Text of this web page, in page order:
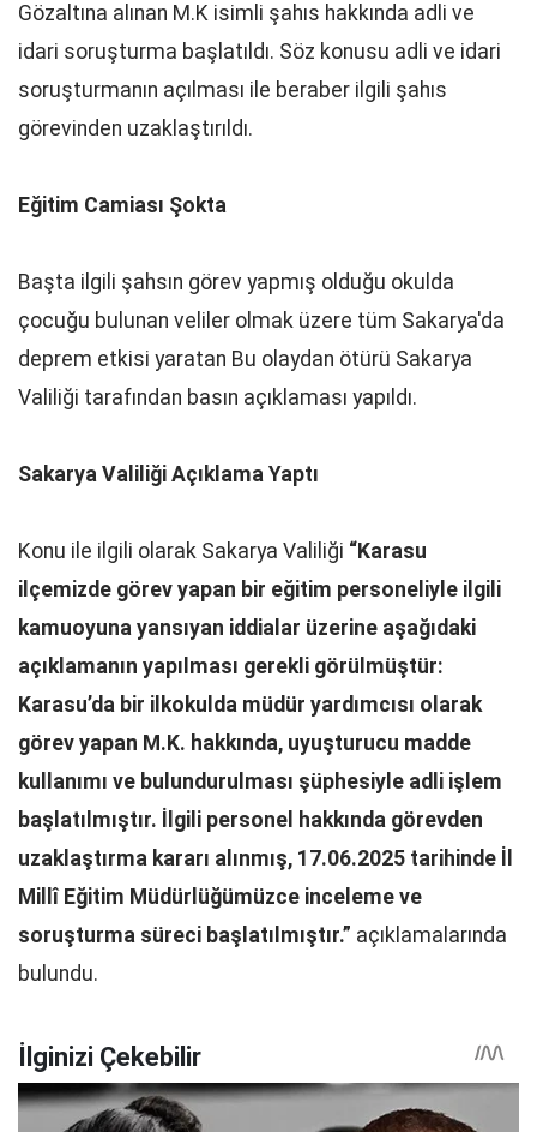
Gözaltına alınan M.K isimli şahıs hakkında adli ve
idari soruşturma başlatıldı. Söz konusu adli ve idari
soruşturmanın açılması ile beraber ilgili şahıs
görevinden uzaklaştırıldı.
Eğitim Camiası Şokta
Başta ilgili şahsın görev yapmış olduğu okulda
çocuğu bulunan veliler olmak üzere tüm Sakarya'da
deprem etkisi yaratan Bu olaydan ötürü Sakarya
Valiliği tarafından basın açıklaması yapıldı.
Sakarya Valiliği Açıklama Yaptı
Konu ile ilgili olarak Sakarya Valiliği “Karasu
ilçemizde görev yapan bir eğitim personeliyle ilgili
kamuoyuna yansıyan iddialar üzerine aşağıdaki
açıklamanın yapılması gerekli görülmüştür:
Karasu’da bir ilkokulda müdür yardımcısı olarak
görev yapan M.K. hakkında, uyuşturucu madde
kullanımı ve bulundurulması şüphesiyle adli işlem
başlatılmıştır. İlgili personel hakkında görevden
uzaklaştırma kararı alınmış, 17.06.2025 tarihinde İl
Millî Eğitim Müdürlüğümüzce inceleme ve
soruşturma süreci başlatılmıştır.” açıklamalarında
bulundu.